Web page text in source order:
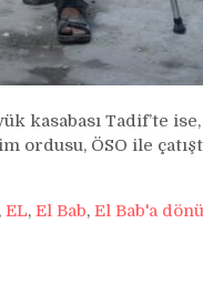
kasabası Tadif’te
ordusu, ÖSO ile
, EL, El Bab, El Bab'a